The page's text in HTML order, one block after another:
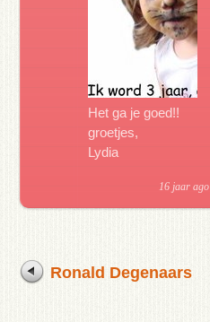
Het ga je goed!!
groetjes,
Lydia
16 jaar ago
Ronald Degenaars